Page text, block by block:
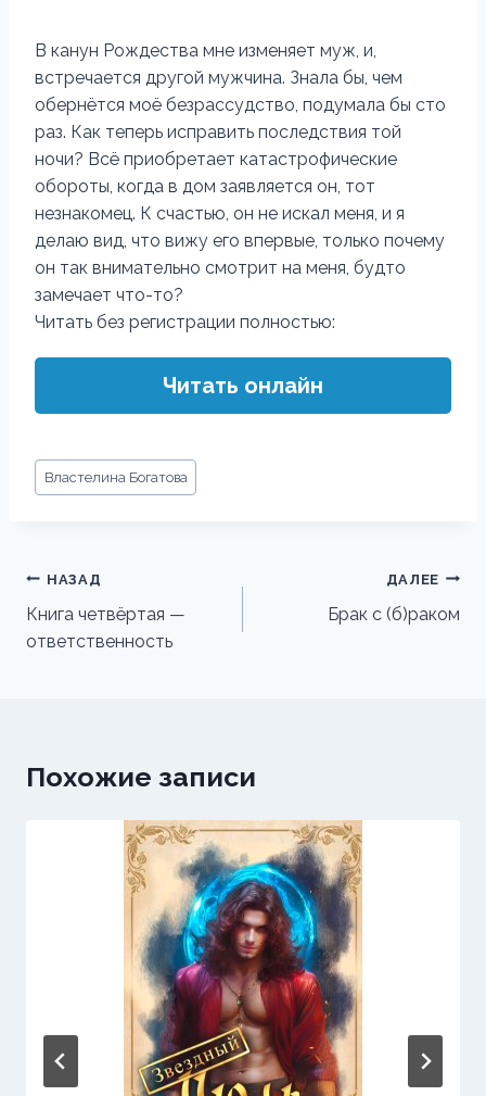
В канун Рождества мне изменяет муж, и,
встречается другой мужчина. Знала бы, чем
обернётся моё безрассудство, подумала бы сто
раз. Как теперь исправить последствия той
ночи? Всё приобретает катастрофические
обороты, когда в дом заявляется он, тот
незнакомец. К счастью, он не искал меня, и я
делаю вид, что вижу его впервые, только почему
он так внимательно смотрит на меня, будто
замечает что-то?
Читать без регистрации полностью:
Читать онлайн
Метки
записи:
Властелина Богатова
Навигация
по
записям
НАЗАД
Книга четвёртая —
ответственность
ДАЛЕЕ
Брак с (б)раком
Похожие записи